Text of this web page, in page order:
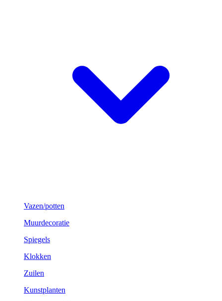
Vazen/potten
Muurdecoratie
Spiegels
Klokken
Zuilen
Kunstplanten